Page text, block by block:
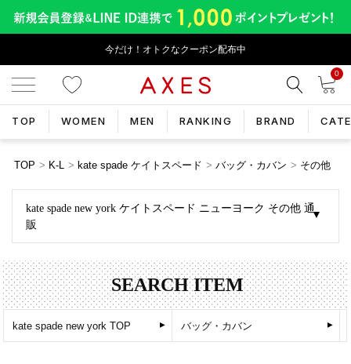
今だけ！オトクなクーポン配布中
0
TOP WOMEN MEN RANKING BRAND
TOP K-L kate spade ケイトスペード バッグ・カバン その他
kate spade new york ケイトスペード ニューヨーク その他 通
販
SEARCH ITEM
kate spade new york TOP バッグ・カバン